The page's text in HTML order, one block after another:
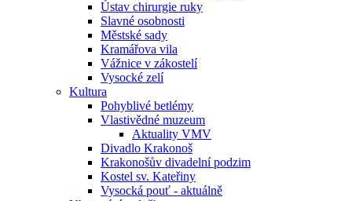
Ústav chirurgie ruky
Slavné osobnosti
Městské sady
Kramářova vila
Vážnice v zákostelí
Vysocké zelí
Kultura
Pohyblivé betlémy
Vlastivědné muzeum
Aktuality VMV
Divadlo Krakonoš
Krakonošův divadelní podzim
Kostel sv. Kateřiny
Vysocká pouť - aktuálně